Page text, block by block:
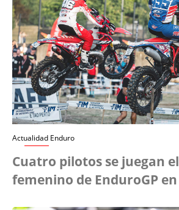
Actualidad Enduro
Cuatro pilotos se juegan
femenino de EnduroGP en